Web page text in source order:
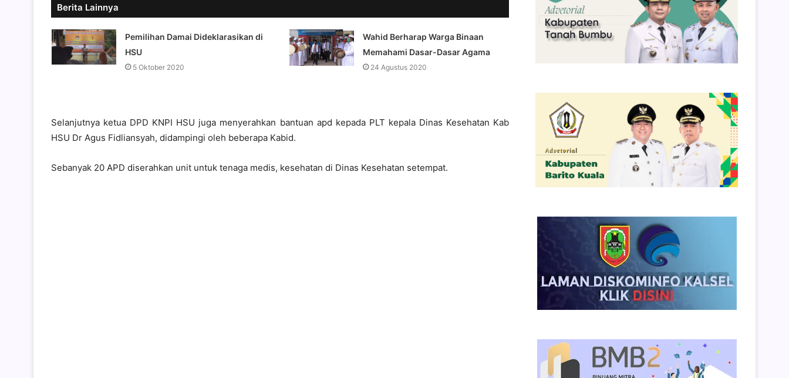
Berita Lainnya
Pemilihan Damai Dideklarasikan di
HSU
5 Oktober 2020
Wahid Berharap Warga Binaan
Memahami Dasar-Dasar Agama
24 Agustus 2020
Selanjutnya ketua DPD KNPI HSU juga menyerahkan bantuan apd kepada PLT kepala Dinas Kesehatan Kab
HSU Dr Agus Fidliansyah, didampingi oleh beberapa Kabid.
Sebanyak 20 APD diserahkan unit untuk tenaga medis, kesehatan di Dinas Kesehatan setempat.